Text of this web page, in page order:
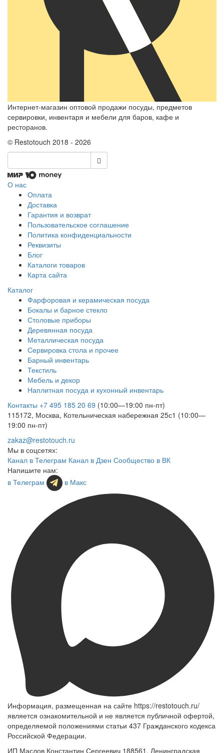
Интернет-магазин оптовой продажи посуды, предметов
сервировки, инвентаря и мебели для баров, кафе и
ресторанов.
© Restotouch 2018 - 2026
О нас
Оплата
Доставка
Гарантия и возврат
Пользовательское соглашение
Политика конфиденциальности
Реквизиты
Блог
Каталоги товаров
Карта сайта
Каталог
Фарфоровая и керамическая посуда
Бокалы и барное стекло
Столовые приборы
Деревянная посуда
Металлическая посуда
Сервировка стола и прочее
Барный инвентарь
Текстиль
Мебель и декор
Наплитная посуда и кухонный инвентарь
Контакты +7 495 185 20 69 (10:00—19:00 пн-пт)
115172, Москва, Котельническая набережная 25с1 (10:00—
19:00 пн-пт)
zakaz@restotouch.ru
Мы в соцсетях:
Канал в Телеграм Канал в Дзен Сообщество в ВК
Напишите нам:
в Телеграм
в Макс
Информация, размещенная на сайте https://restotouch.ru/
является ознакомительной и не является публичной офертой,
определяемой положениями статьи 437 Гражданского кодекса
Российской Федерации.
ИП Маслов Константин Сергеевич 188561, Ленинградская